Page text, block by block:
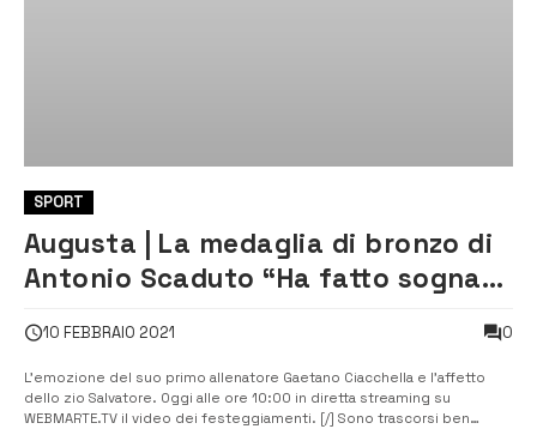
SPORT
Augusta | La medaglia di bronzo di
Antonio Scaduto “Ha fatto sognare
10 FEBBRAIO 2021 0
L’emozione del suo primo allenatore Gaetano Ciacchella e l’affetto
dello zio Salvatore. Oggi alle ore 10:00 in diretta streaming su
WEBMARTE.TV il video dei festeggiamenti. [/] Sono trascorsi ben